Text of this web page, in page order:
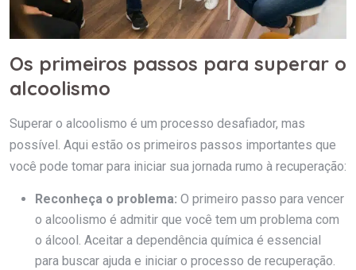
Os primeiros passos para superar o
alcoolismo
Superar o alcoolismo é um processo desafiador, mas
possível. Aqui estão os primeiros passos importantes que
você pode tomar para iniciar sua jornada rumo à recuperação:
Reconheça o problema: O primeiro passo para vencer
o alcoolismo é admitir que você tem um problema com
o álcool. Aceitar a dependência química é essencial
para buscar ajuda e iniciar o processo de recuperação.